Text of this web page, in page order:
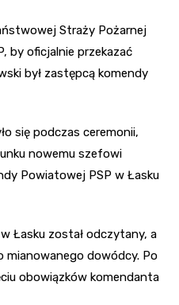
Straży Pożarnej
by oficjalnie przekazać
był zastępcą komendy
się podczas ceremonii,
nowemu szefowi
Powiatowej PSP w Łasku
Łasku został odczytany, a
mianowanego dowódcy. Po
obowiązków komendanta